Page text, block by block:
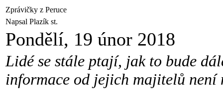
Zprávičky z Peruce
Napsal Plazík st.
Pondělí, 19 únor 2018
Lidé se stále ptají, jak to bude
informace od jejich majitelů není